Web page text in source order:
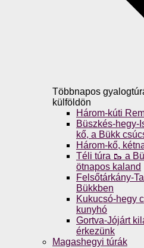
Többnapos
külföldön
Három-kúti
Büszkés-hegy-
kő, a Bükk
Három-kő,
Téli túra 🥾 a
ötnapos kaland
Felsőtárkány-
Bükkben
Kukucsó-hegy
kunyhó
Gortva-Jójárt
érkezünk
Magashegyi túrák